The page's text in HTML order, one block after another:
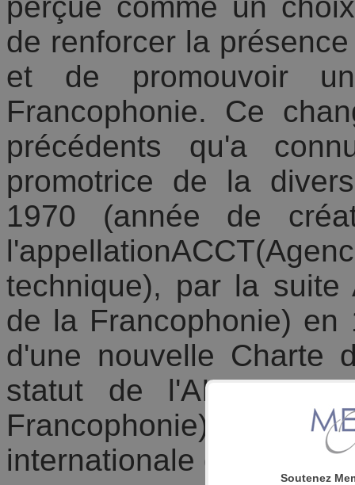
Soutenez
de renforcer la
et de promouvoir
Francophonie. Ce
précédents qu'a
promotrice de la
1970 (année de
technique), par la suite
de la Francophonie) en
d'une nouvelle Charte
statut de l'AIF
Francophonie) et la
internationale de la